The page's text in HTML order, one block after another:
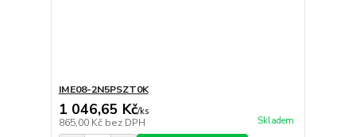
IME08-2N5PSZT0K
1 046,65 Kč/ks
865,00 Kč bez DPH Skladem